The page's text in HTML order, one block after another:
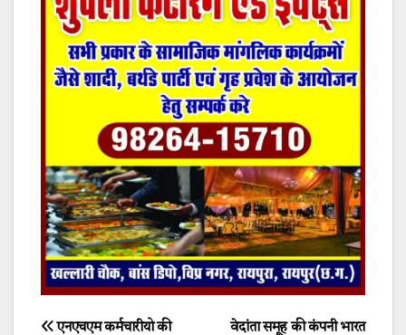
वेदांता समूह की कंपनी भारत
एनएचएम कर्मचारीयो की